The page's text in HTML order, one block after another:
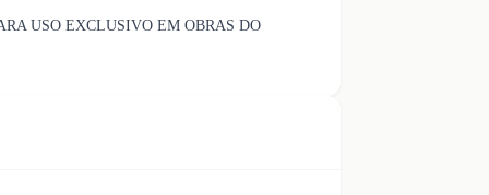
USO EXCLUSIVO EM OBRAS DO